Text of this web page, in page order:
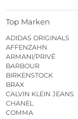
Top Marken
ADIDAS ORIGINALS
AFFENZAHN
ARMANI/PRIVÉ
BARBOUR
BIRKENSTOCK
BRAX
CALVIN KLEIN JEANS
CHANEL
COMMA